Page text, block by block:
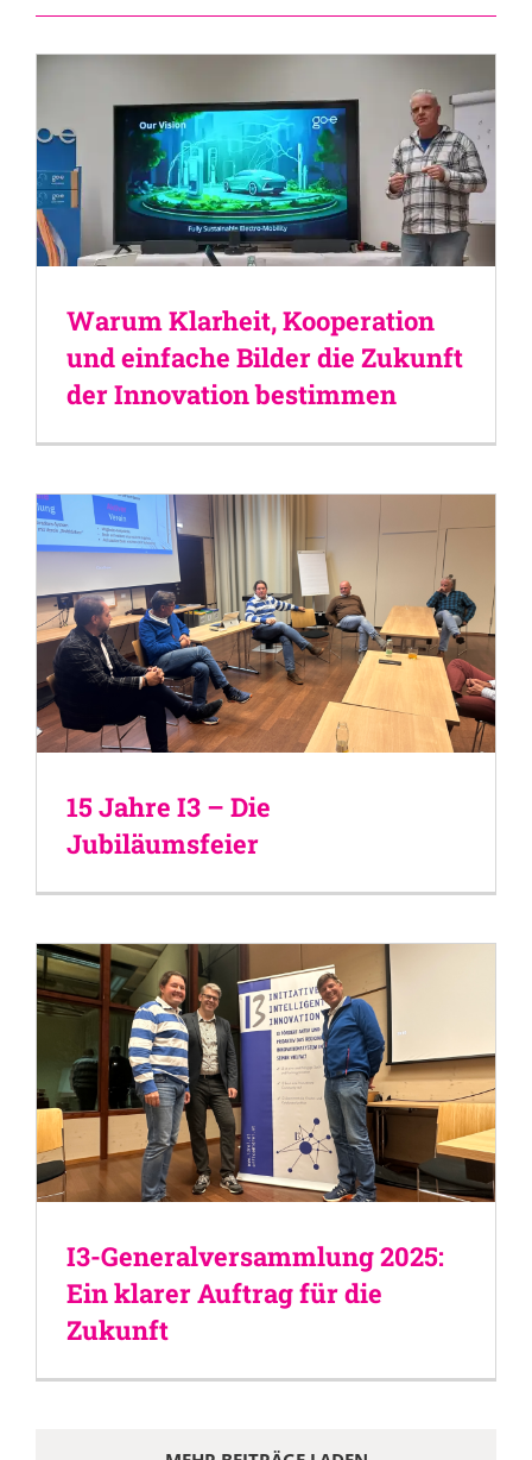
Warum Klarheit, Kooperation
und einfache Bilder die Zukunft
der Innovation bestimmen
15 Jahre I3 – Die
Jubiläumsfeier
I3-Generalversammlung 2025:
Ein klarer Auftrag für die
Zukunft